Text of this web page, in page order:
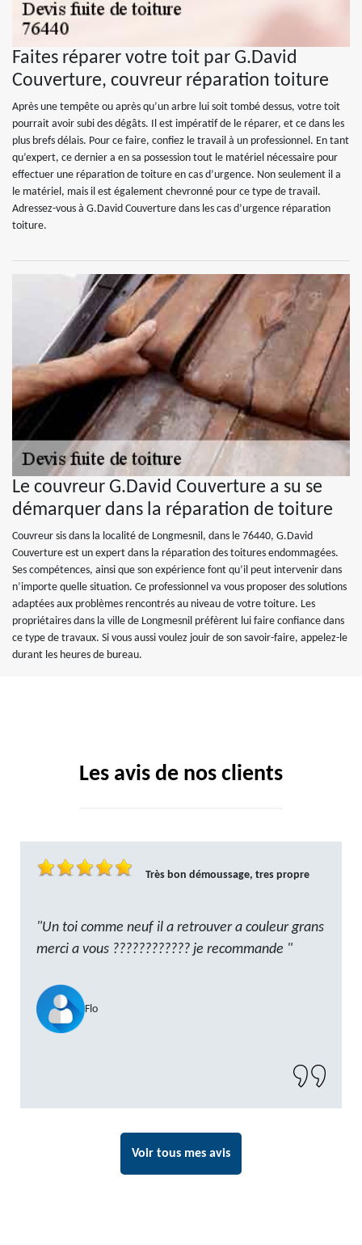
Faites réparer votre toit par G.David
Couverture, couvreur réparation toiture
Après une tempête ou après qu’un arbre lui soit tombé dessus, votre toit
pourrait avoir subi des dégâts. Il est impératif de le réparer, et ce dans les
plus brefs délais. Pour ce faire, confiez le travail à un professionnel. En tant
qu’expert, ce dernier a en sa possession tout le matériel nécessaire pour
effectuer une réparation de toiture en cas d’urgence. Non seulement il a
le matériel, mais il est également chevronné pour ce type de travail.
Adressez-vous à G.David Couverture dans les cas d’urgence réparation
toiture.
Le couvreur G.David Couverture a su se
démarquer dans la réparation de toiture
Couvreur sis dans la localité de Longmesnil, dans le 76440, G.David
Couverture est un expert dans la réparation des toitures endommagées.
Ses compétences, ainsi que son expérience font qu’il peut intervenir dans
n’importe quelle situation. Ce professionnel va vous proposer des solutions
adaptées aux problèmes rencontrés au niveau de votre toiture. Les
propriétaires dans la ville de Longmesnil préfèrent lui faire confiance dans
ce type de travaux. Si vous aussi voulez jouir de son savoir-faire, appelez-le
durant les heures de bureau.
Les avis de nos clients
Très bon démoussage, tres propre
"Un toi comme neuf il a retrouver a couleur grans
merci a vous ???????????? je recommande "
Flo
Voir tous mes avis